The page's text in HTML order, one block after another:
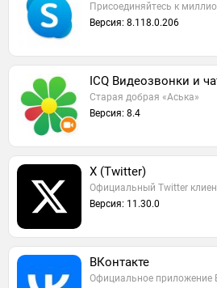
Присоединяйтесь к
Версия: 8.118.0.206
ICQ Видеозвонки и
Старая добрая «Аська»
Версия: 8.4
X (Twitter)
Официальный Twitter
Версия: 11.30.0
ВКонтакте
Официальное приложение